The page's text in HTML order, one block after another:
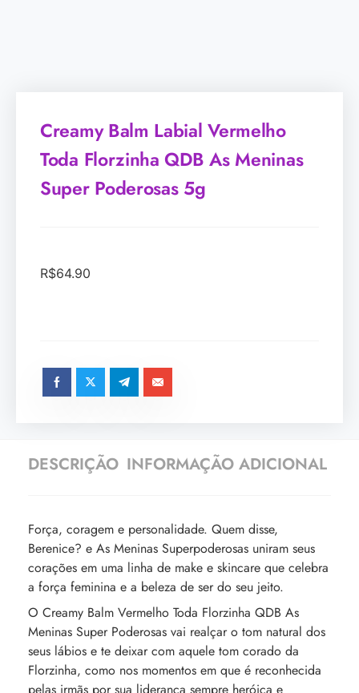
Creamy Balm Labial Vermelho
Toda Florzinha QDB As Meninas
Super Poderosas 5g
R$64.90
DESCRIÇÃO INFORMAÇÃO ADICIONAL
Força, coragem e personalidade. Quem disse,
Berenice? e As Meninas Superpoderosas uniram seus
corações em uma linha de make e skincare que celebra
a força feminina e a beleza de ser do seu jeito.
O Creamy Balm Vermelho Toda Florzinha QDB As
Meninas Super Poderosas vai realçar o tom natural dos
seus lábios e te deixar com aquele tom corado da
Florzinha, como nos momentos em que é reconhecida